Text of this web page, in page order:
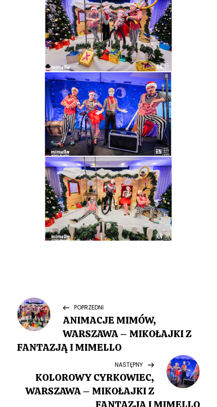
N
a
w
Previous
Post
POPRZEDNI
ANIMACJE MIMÓW,
WARSZAWA – MIKOŁAJKI Z
FANTAZJĄ I MIMELLO
Post
NASTĘPNY
KOLOROWY CYRKOWIEC,
WARSZAWA – MIKOŁAJKI Z
FANTAZJĄ I MIMELLO